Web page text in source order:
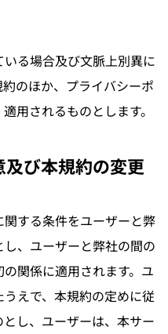
る場合及び文脈上別異に
のほか、プライバシーポ
用されるものとします。
び本規約の変更
する条件をユーザーと弊
、ユーザーと弊社の間の
関係に適用されます。ユ
えで、本規約の定めに従
し、ユーザーは、本サー